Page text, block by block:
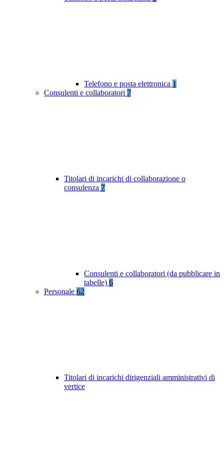
Telefono e posta elettronica 1
Consulenti e collaboratori 7
Titolari di incarichi di collaborazione o
consulenza 7
Consulenti e collaboratori (da pubblicare in
tabelle) 6
Personale 62
Titolari di incarichi dirigenziali amministrativi di
vertice